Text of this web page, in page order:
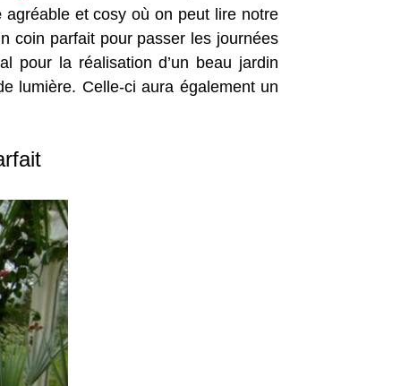
agréable et cosy où on peut lire notre
coin parfait pour passer les journées
pour la réalisation d’un beau jardin
lumière. Celle-ci aura également un